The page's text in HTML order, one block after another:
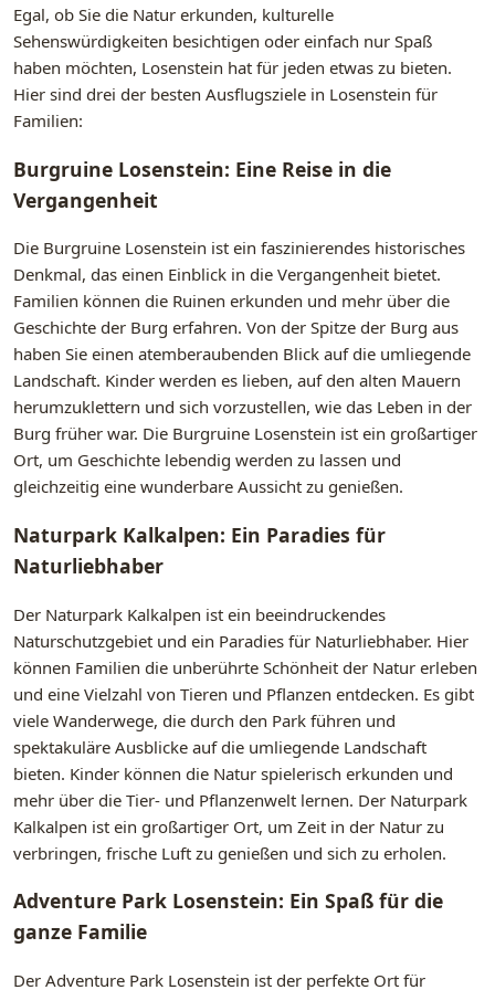
Egal, ob Sie die Natur erkunden, kulturelle
Sehenswürdigkeiten besichtigen oder einfach nur Spaß
haben möchten, Losenstein hat für jeden etwas zu bieten.
Hier sind drei der besten Ausflugsziele in Losenstein für
Familien:
Burgruine Losenstein: Eine Reise in die
Vergangenheit
Die Burgruine Losenstein ist ein faszinierendes historisches
Denkmal, das einen Einblick in die Vergangenheit bietet.
Familien können die Ruinen erkunden und mehr über die
Geschichte der Burg erfahren. Von der Spitze der Burg aus
haben Sie einen atemberaubenden Blick auf die umliegende
Landschaft. Kinder werden es lieben, auf den alten Mauern
herumzuklettern und sich vorzustellen, wie das Leben in der
Burg früher war. Die Burgruine Losenstein ist ein großartiger
Ort, um Geschichte lebendig werden zu lassen und
gleichzeitig eine wunderbare Aussicht zu genießen.
Naturpark Kalkalpen: Ein Paradies für
Naturliebhaber
Der Naturpark Kalkalpen ist ein beeindruckendes
Naturschutzgebiet und ein Paradies für Naturliebhaber. Hier
können Familien die unberührte Schönheit der Natur erleben
und eine Vielzahl von Tieren und Pflanzen entdecken. Es gibt
viele Wanderwege, die durch den Park führen und
spektakuläre Ausblicke auf die umliegende Landschaft
bieten. Kinder können die Natur spielerisch erkunden und
mehr über die Tier- und Pflanzenwelt lernen. Der Naturpark
Kalkalpen ist ein großartiger Ort, um Zeit in der Natur zu
verbringen, frische Luft zu genießen und sich zu erholen.
Adventure Park Losenstein: Ein Spaß für die
ganze Familie
Der Adventure Park Losenstein ist der perfekte Ort für